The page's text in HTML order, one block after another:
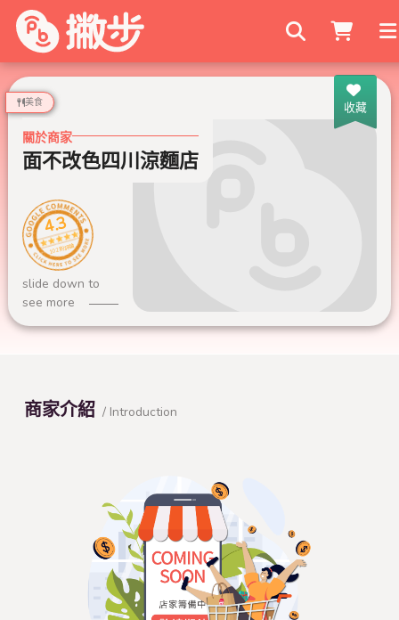
搜尋商家
收藏
美食
關於商家
面不改色四川涼麵店
4.3
102 則評論
slide down to
see more
商家介紹 / Introduction